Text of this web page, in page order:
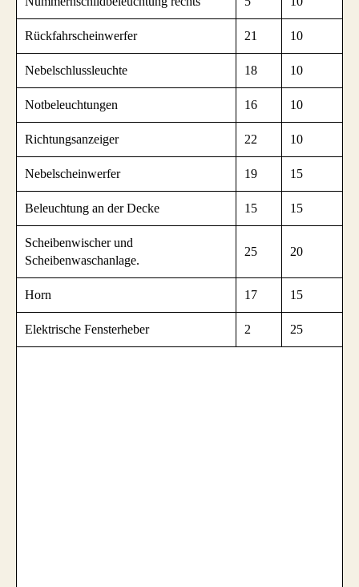
Rückfahrscheinwerfer 21 10
Nebelschlussleuchte 18 10
Notbeleuchtungen 16 10
Richtungsanzeiger 22 10
Nebelscheinwerfer 19 15
Beleuchtung an der Decke 15 15
Scheibenwischer und
Scheibenwaschanlage.
25 20
Horn 17 15
Elektrische Fensterheber 2 25